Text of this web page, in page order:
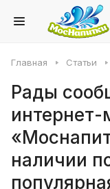
Главная Статьи
Рады
интернет-
наличии